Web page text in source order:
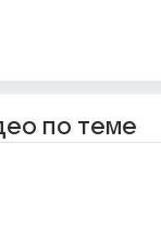
по теме